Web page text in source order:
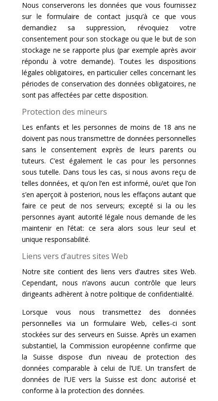
Nous conserverons les données que vous fournissez
sur le formulaire de contact jusqu’à ce que vous
demandiez sa suppression, révoquiez votre
consentement pour son stockage ou que le but de son
stockage ne se rapporte plus (par exemple après avoir
répondu à votre demande). Toutes les dispositions
légales obligatoires, en particulier celles concernant les
périodes de conservation des données obligatoires, ne
sont pas affectées par cette disposition.
Protection des mineurs
Les enfants et les personnes de moins de 18 ans ne
doivent pas nous transmettre de données personnelles
sans le consentement exprès de leurs parents ou
tuteurs. C’est également le cas pour les personnes
sous tutelle. Dans tous les cas, si nous avons reçu de
telles données, et qu’on l’en est informé, ou/et que l’on
s’en aperçoit à posteriori, nous les effaçons autant que
faire ce peut de nos serveurs; excepté si la ou les
personnes ayant autorité légale nous demande de les
maintenir en l’état: ce sera alors sous leur seul et
unique responsabilité.
Liens vers d’autres sites Web
Notre site contient des liens vers d’autres sites Web.
Cependant, nous n’avons aucun contrôle que leurs
dirigeants adhèrent à notre politique de confidentialité.
Lorsque vous nous transmettez des données
personnelles via un formulaire Web, celles-ci sont
stockées sur des serveurs en Suisse. Après un examen
substantiel, la Commission européenne confirme que
la Suisse dispose d’un niveau de protection des
données comparable à celui de l’UE. Un transfert de
données de l’UE vers la Suisse est donc autorisé et
conforme à la protection des données.